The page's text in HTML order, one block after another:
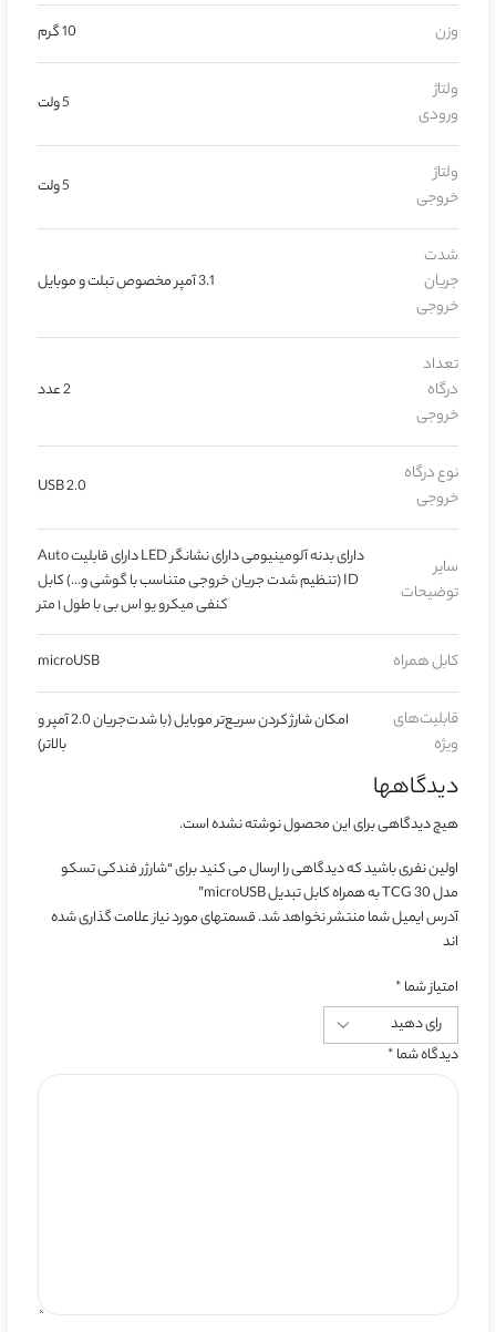
وزن 10 گرم
ولتاژ
ورودی
5 ولت
ولتاژ
خروجی
5 ولت
شدت
جریان
خروجی
3.1 آمپر مخصوص تبلت و موبایل
تعداد
درگاه
خروجی
2 عدد
نوع درگاه
خروجی
USB 2.0
سایر
توضیحات
دارای بدنه آلومینیومی دارای نشانگر LED دارای قابلیت Auto
ID (تنظیم شدت جریان خروجی متناسب با گوشی و…) کابل
کنفی میکرو یو اس بی با طول ۱ متر
کابل همراه microUSB
قابلیت‌های
ویژه
امکان شارژ کردن سریع‌تر موبایل (با شدت‌جریان 2.0 آمپر و
بالاتر)
دیدگاهها
هیچ دیدگاهی برای این محصول نوشته نشده است.
اولین نفری باشید که دیدگاهی را ارسال می کنید برای “شارژر فندکی تسکو
مدل TCG 30 به همراه کابل تبدیل microUSB”
آدرس ایمیل شما منتشر نخواهد شد. قسمتهای مورد نیاز علامت گذاری شده
اند
امتیاز شما*
دیدگاه شما*